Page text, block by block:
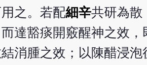
之。若配細辛共研為散
達豁痰開竅醒神之效，
消腫之效；以陳醋浸